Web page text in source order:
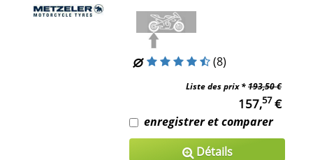
(8)
Liste des prix *193,50 €
157,57 €
enregistrer et comparer
Détails